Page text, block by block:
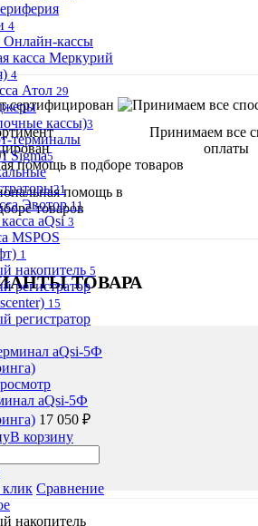
4
Онлайн-кассы
касса Меркурий
4
Атол 29
кассы)3
терминалы
Sigma5
21
Эвотор 11
aQsi 3
MSPOS
1
накопитель 5
регистратор
15
регистратор
aQsi-5Ф
17 050 ₽
В корзину
Сравнение
накопитель
Принимаем все
оплаты
помощь в
товаров
ТОВАРА